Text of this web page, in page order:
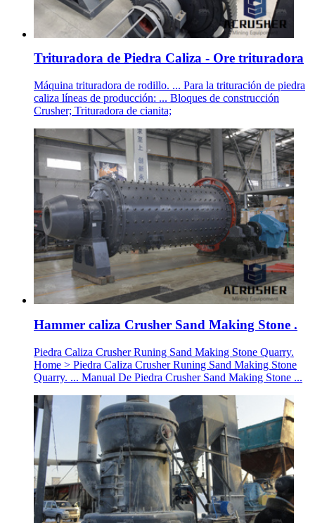
Trituradora de Piedra Caliza - Ore trituradora
Máquina trituradora de rodillo. ... Para la trituración de piedra
caliza líneas de producción: ... Bloques de construcción
Crusher; Trituradora de cianita;
Hammer caliza Crusher Sand Making Stone .
Piedra Caliza Crusher Runing Sand Making Stone Quarry.
Home > Piedra Caliza Crusher Runing Sand Making Stone
Quarry. ... Manual De Piedra Crusher Sand Making Stone ...